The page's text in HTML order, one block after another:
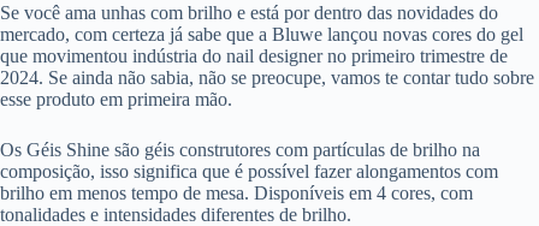
Se você ama unhas com brilho e está por dentro das novidades do
mercado, com certeza já sabe que a Bluwe lançou novas cores do gel
que movimentou indústria do nail designer no primeiro trimestre de
2024. Se ainda não sabia, não se preocupe, vamos te contar tudo sobre
esse produto em primeira mão.
Os Géis Shine são géis construtores com partículas de brilho na
composição, isso significa que é possível fazer alongamentos com
brilho em menos tempo de mesa. Disponíveis em 4 cores, com
tonalidades e intensidades diferentes de brilho.